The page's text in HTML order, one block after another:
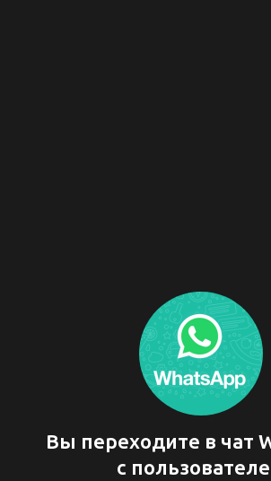
Вы переходите в чат
с